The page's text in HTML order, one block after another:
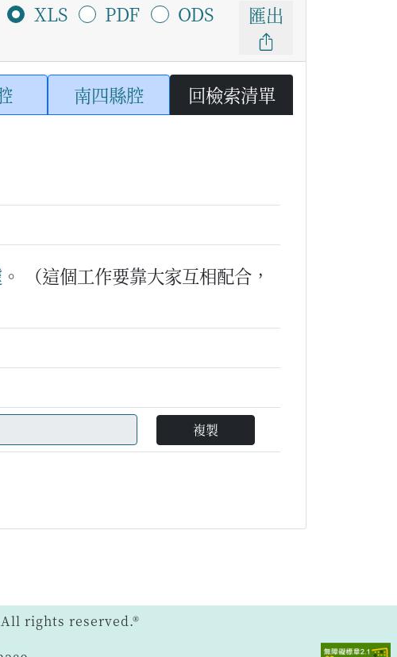
XLS PDF ODS 匯出
南四縣腔 回檢索清單
。
（這個工作要靠大家互相配合，
複製
All rights reserved.®